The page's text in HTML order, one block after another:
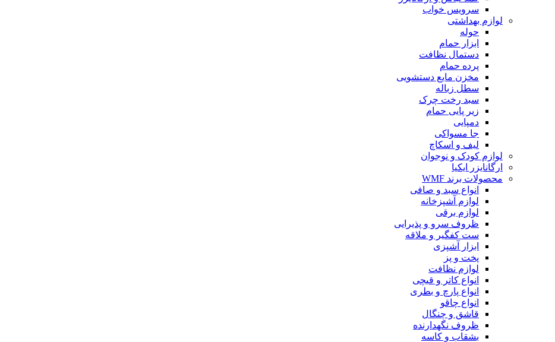
سرویس خواب
لوازم بهداشتی
حوله
ابزار حمام
دستمال نظافت
پرده حمام
مخزن مایع دستشویی
سطل زباله
سبد رخت چرک
زیر پایی حمام
دمپایی
جا مسواکی
لیف و اسکاچ
لوازم کودک و نوجوان
ارگانایزر ایکیا
محصولات برند WMF
انواع سبد و صافی
لوازم آشپزخانه
لوازم برقی
ظروف سرو و پذیرایی
ست کفگیر و ملاقه
ابزار آشپزی
پخت و پز
لوازم نظافت
انواع کاتر و قیچی
انواع پارچ و بطری
انواع چاقو
قاشق و چنگال
ظروف نگهدارنده
بشقاب و کاسه